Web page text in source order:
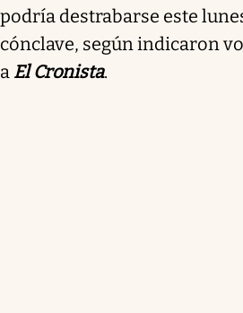
podría destrabarse este
cónclave, según indicaron
a El Cronista.